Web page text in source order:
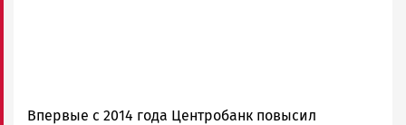
Впервые с 2014 года Центробанк повысил